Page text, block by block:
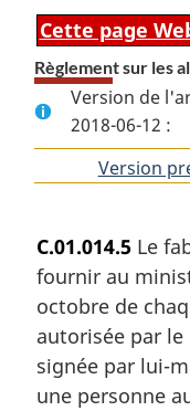
Cette page
Règlement sur les
Version de
2018-06-12 :
Version
C.01.014.5 Le
fournir au
octobre de
autorisée par
signée par lui-
une personne